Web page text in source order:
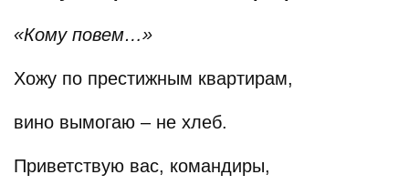
«Кому повем…»
Хожу по престижным квартирам,
вино вымогаю – не хлеб.
Приветствую вас, командиры,